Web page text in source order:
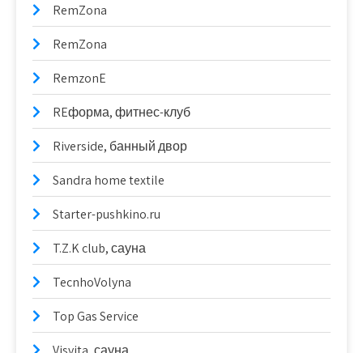
RemZona
RemZona
RemzonE
REформа, фитнес-клуб
Riverside, банный двор
Sandra home textile
Starter-pushkino.ru
T.Z.K club, сауна
TecnhoVolyna
Top Gas Service